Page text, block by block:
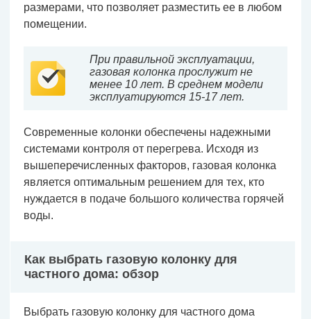
размерами, что позволяет разместить ее в любом
помещении.
При правильной эксплуатации,
газовая колонка прослужит не
менее 10 лет. В среднем модели
эксплуатируются 15-17 лет.
Современные колонки обеспечены надежными
системами контроля от перегрева. Исходя из
вышеперечисленных факторов, газовая колонка
является оптимальным решением для тех, кто
нуждается в подаче большого количества горячей
воды.
Как выбрать газовую колонку для
частного дома: обзор
Выбрать газовую колонку для частного дома